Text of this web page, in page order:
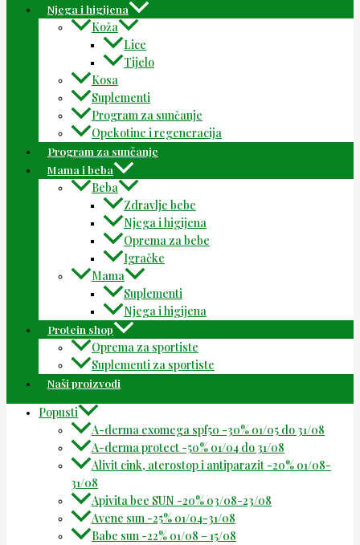
Njega i higijena
Koža
Lice
Tijelo
Kosa
Suplementi
Program za sunčanje
Opekotine i regeneracija
Program za sunčanje
Mama i beba
Beba
Zdravlje bebe
Njega i higijena
Oprema za bebe
Igračke
Mama
Suplementi
Njega i higijena
Protein shop
Oprema za sportiste
Suplementi za sportiste
Naši proizvodi
Popusti
A-derma exomega spf50 -30% 01/05 do 31/08
A-derma protect -50% 01/04 do 31/08
Alivit cink, aterostop i antiparazit -20% 01/08-
31/08
Apivita bee SUN -20% 03/08-23/08
Avene sun -25% 01/04-31/08
Babe sun -22% 01/08 – 15/08